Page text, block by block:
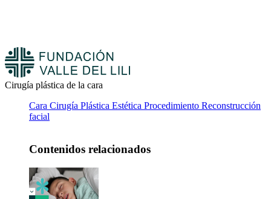
Cirugía plástica de la cara
Cara Cirugía Plástica Estética Procedimiento Reconstrucción
facial
Contenidos relacionados